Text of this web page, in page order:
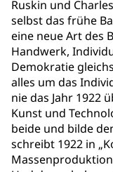
Ruskin und
selbst das frühe
eine neue Art des
Handwerk,
Demokratie
alles um das
nie das Jahr 1922
Kunst und
beide und bilde
schreibt 1922 in